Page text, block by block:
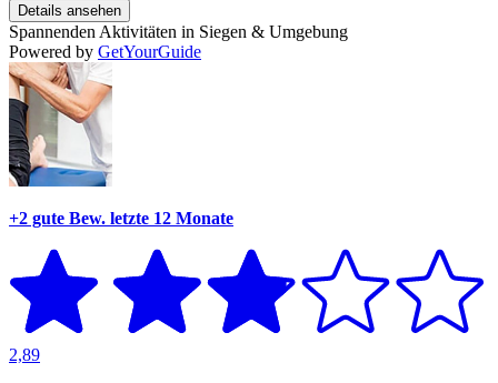
Details ansehen
Spannenden Aktivitäten in Siegen & Umgebung
Powered by GetYourGuide
+2 gute Bew. letzte 12 Monate
2,89